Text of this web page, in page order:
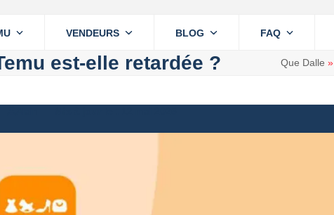
VENDEURS BLOG FAQ
est-elle retardée ? Que Dalle »